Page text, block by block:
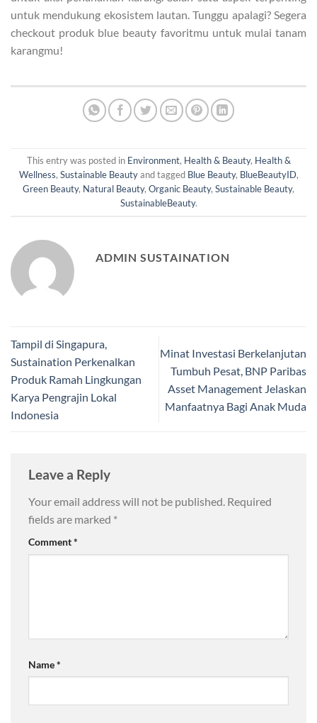
untuk mendukung ekosistem lautan. Tunggu apalagi? Segera
checkout produk blue beauty favoritmu untuk mulai tanam
karangmu!
This entry was posted in Environment, Health & Beauty, Health &
Wellness, Sustainable Beautyand tagged Blue Beauty, BlueBeautyID,
Green Beauty, Natural Beauty, Organic Beauty, Sustainable Beauty,
SustainableBeauty.
ADMIN SUSTAINATION
Tampil di Singapura,
Sustaination Perkenalkan
Produk Ramah Lingkungan
Karya Pengrajin Lokal
Indonesia
Minat Investasi Berkelanjutan
Tumbuh Pesat, BNP Paribas
Asset Management Jelaskan
Manfaatnya Bagi Anak Muda
Leave a Reply
Your email address will not be published. Required
fields are marked *
Comment*
Name*